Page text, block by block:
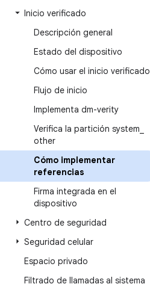
Inicio verificado
Descripción general
Estado del dispositivo
Cómo usar el inicio verificado
Flujo de inicio
Implementa dm-verity
Verifica la partición system
other
Cómo implementar
referencias
Firma integrada en el
dispositivo
Centro de seguridad
Seguridad celular
Espacio privado
Filtrado de llamadas al sistema
COMPILACIÓN
Repositorio de Android
Requisitos